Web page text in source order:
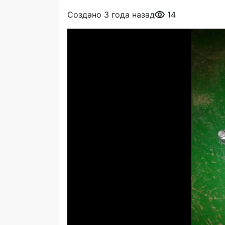
Создано 3 года назад 14